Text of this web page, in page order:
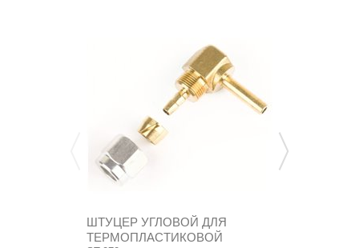
ШТУЦЕР УГЛОВОЙ ДЛЯ
ТЕРМОПЛАСТИКОВОЙ